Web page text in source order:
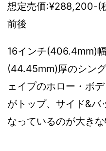
想定売価:¥288,200-(
前後
16インチ(406.4mm)
(44.45mm)厚のシン
ェイプのホロー・ボ
がトップ、サイド&バ
なっているのが大きな